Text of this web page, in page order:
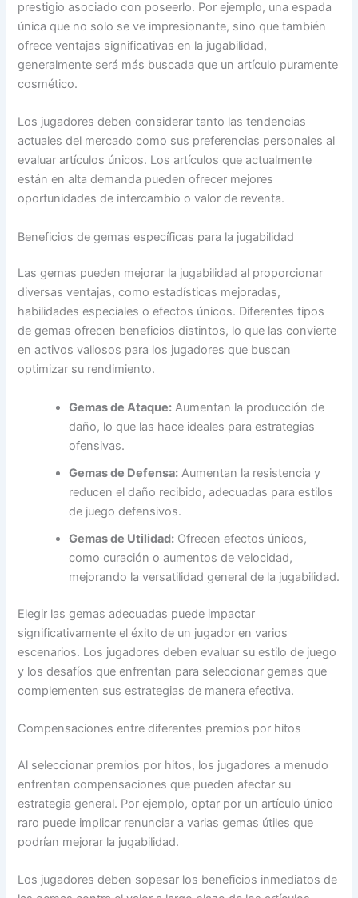
prestigio asociado con poseerlo. Por ejemplo, una espada
única que no solo se ve impresionante, sino que también
ofrece ventajas significativas en la jugabilidad,
generalmente será más buscada que un artículo puramente
cosmético.
Los jugadores deben considerar tanto las tendencias
actuales del mercado como sus preferencias personales al
evaluar artículos únicos. Los artículos que actualmente
están en alta demanda pueden ofrecer mejores
oportunidades de intercambio o valor de reventa.
Beneficios de gemas específicas para la jugabilidad
Las gemas pueden mejorar la jugabilidad al proporcionar
diversas ventajas, como estadísticas mejoradas,
habilidades especiales o efectos únicos. Diferentes tipos
de gemas ofrecen beneficios distintos, lo que las convierte
en activos valiosos para los jugadores que buscan
optimizar su rendimiento.
Gemas de Ataque: Aumentan la producción de
daño, lo que las hace ideales para estrategias
ofensivas.
Gemas de Defensa: Aumentan la resistencia y
reducen el daño recibido, adecuadas para estilos
de juego defensivos.
Gemas de Utilidad: Ofrecen efectos únicos,
como curación o aumentos de velocidad,
mejorando la versatilidad general de la jugabilidad.
Elegir las gemas adecuadas puede impactar
significativamente el éxito de un jugador en varios
escenarios. Los jugadores deben evaluar su estilo de juego
y los desafíos que enfrentan para seleccionar gemas que
complementen sus estrategias de manera efectiva.
Compensaciones entre diferentes premios por hitos
Al seleccionar premios por hitos, los jugadores a menudo
enfrentan compensaciones que pueden afectar su
estrategia general. Por ejemplo, optar por un artículo único
raro puede implicar renunciar a varias gemas útiles que
podrían mejorar la jugabilidad.
Los jugadores deben sopesar los beneficios inmediatos de